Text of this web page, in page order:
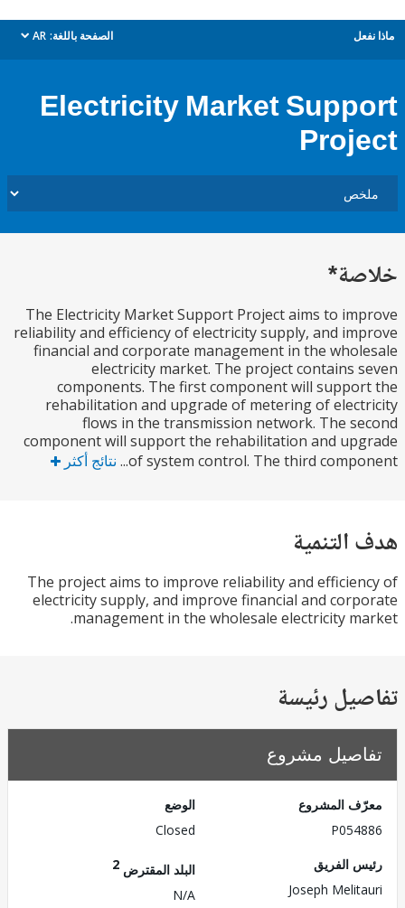
الصفحة باللغة: AR
dropdown
Electricity Market
The Electricity Market Support Project aims to
reliability and efficiency of electricity supply, and
financial and corporate management in the
electricity market. The project contains
components. The first component will
rehabilitation and upgrade of metering of
flows in the transmission network. The
component will support the rehabilitation and
of system control. The third نتائج أكثر
The project aims to improve reliability and
electricity supply, and improve financial and
management in the wholesale electricity
رئيسة
مشروع
المشروع
الفريق
Joseph
البلد المقترض